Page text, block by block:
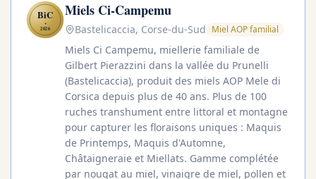
BiC
✦
2026
Miels Ci-Campemu
Bastelicaccia, Corse-du-Sud Miel AOP familial
Miels Ci Campemu, miellerie familiale de
Gilbert Pierazzini dans la vallée du Prunelli
(Bastelicaccia), produit des miels AOP Mele di
Corsica depuis plus de 40 ans. Plus de 100
ruches transhument entre littoral et montagne
pour capturer les floraisons uniques : Maquis
de Printemps, Maquis d'Automne,
Châtaigneraie et Miellats. Gamme complétée
par nougat au miel, vinaigre de miel, pollen et